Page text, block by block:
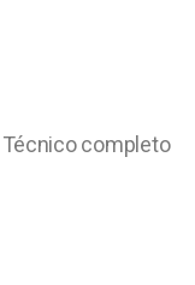
completo